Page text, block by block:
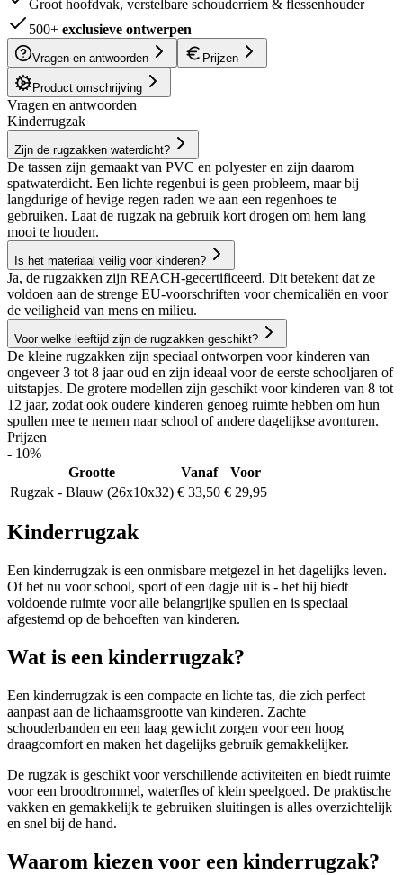
Groot hoofdvak, verstelbare schouderriem & flessenhouder
500+ exclusieve ontwerpen
Vragen en antwoorden Prijzen
Product omschrijving
Vragen en antwoorden
Kinderrugzak
Zijn de rugzakken waterdicht?
De tassen zijn gemaakt van PVC en polyester en zijn daarom
spatwaterdicht. Een lichte regenbui is geen probleem, maar bij
langdurige of hevige regen raden we aan een regenhoes te
gebruiken. Laat de rugzak na gebruik kort drogen om hem lang
mooi te houden.
Is het materiaal veilig voor kinderen?
Ja, de rugzakken zijn REACH-gecertificeerd. Dit betekent dat ze
voldoen aan de strenge EU-voorschriften voor chemicaliën en voor
de veiligheid van mens en milieu.
Voor welke leeftijd zijn de rugzakken geschikt?
De kleine rugzakken zijn speciaal ontworpen voor kinderen van
ongeveer 3 tot 8 jaar oud en zijn ideaal voor de eerste schooljaren of
uitstapjes. De grotere modellen zijn geschikt voor kinderen van 8 tot
12 jaar, zodat ook oudere kinderen genoeg ruimte hebben om hun
spullen mee te nemen naar school of andere dagelijkse avonturen.
Prijzen
- 10%
Grootte
Vanaf
Voor
Rugzak - Blauw (26x10x32) € 33,50 € 29,95
Kinderrugzak
Een kinderrugzak is een onmisbare metgezel in het dagelijks leven.
Of het nu voor school, sport of een dagje uit is - het hij biedt
voldoende ruimte voor alle belangrijke spullen en is speciaal
afgestemd op de behoeften van kinderen.
Wat is een kinderrugzak?
Een kinderrugzak is een compacte en lichte tas, die zich perfect
aanpast aan de lichaamsgrootte van kinderen. Zachte
schouderbanden en een laag gewicht zorgen voor een hoog
draagcomfort en maken het dagelijks gebruik gemakkelijker.
De rugzak is geschikt voor verschillende activiteiten en biedt ruimte
voor een broodtrommel, waterfles of klein speelgoed. De praktische
vakken en gemakkelijk te gebruiken sluitingen is alles overzichtelijk
en snel bij de hand.
Waarom kiezen voor een kinderrugzak?